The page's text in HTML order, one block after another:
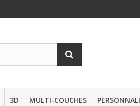
3D MULTI-COUCHES